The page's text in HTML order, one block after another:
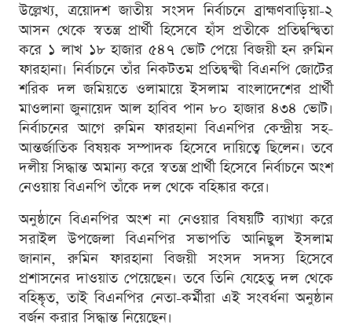
উল্লেখ্য, ত্রয়োদশ জাতীয় সংসদ নির্বাচনে ব্রাহ্মণবাড়িয়া-২
আসন থেকে স্বতন্ত্র প্রার্থী হিসেবে হাঁস প্রতীকে প্রতিদ্বন্দ্বিতা
করে ১ লাখ ১৮ হাজার ৫৪৭ ভোট পেয়ে বিজয়ী হন রুমিন
ফারহানা। নির্বাচনে তাঁর নিকটতম প্রতিদ্বন্দ্বী বিএনপি জোটের
শরিক দল জমিয়তে ওলামায়ে ইসলাম বাংলাদেশের প্রার্থী
মাওলানা জুনায়েদ আল হাবিব পান ৮০ হাজার ৪৩৪ ভোট।
নির্বাচনের আগে রুমিন ফারহানা বিএনপির কেন্দ্রীয় সহ-
আন্তর্জাতিক বিষয়ক সম্পাদক হিসেবে দায়িত্বে ছিলেন। তবে
দলীয় সিদ্ধান্ত অমান্য করে স্বতন্ত্র প্রার্থী হিসেবে নির্বাচনে অংশ
নেওয়ায় বিএনপি তাঁকে দল থেকে বহিষ্কার করে।
অনুষ্ঠানে বিএনপির অংশ না নেওয়ার বিষয়টি ব্যাখ্যা করে
সরাইল উপজেলা বিএনপির সভাপতি আনিছুল ইসলাম
জানান, রুমিন ফারহানা বিজয়ী সংসদ সদস্য হিসেবে
প্রশাসনের দাওয়াত পেয়েছেন। তবে তিনি যেহেতু দল থেকে
বহিষ্কৃত, তাই বিএনপির নেতা-কর্মীরা এই সংবর্ধনা অনুষ্ঠান
বর্জন করার সিদ্ধান্ত নিয়েছেন।